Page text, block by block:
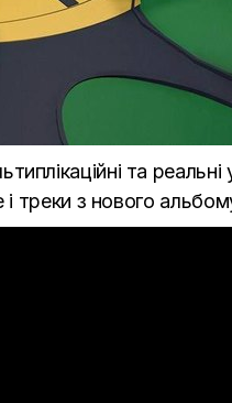
та
треки з нового